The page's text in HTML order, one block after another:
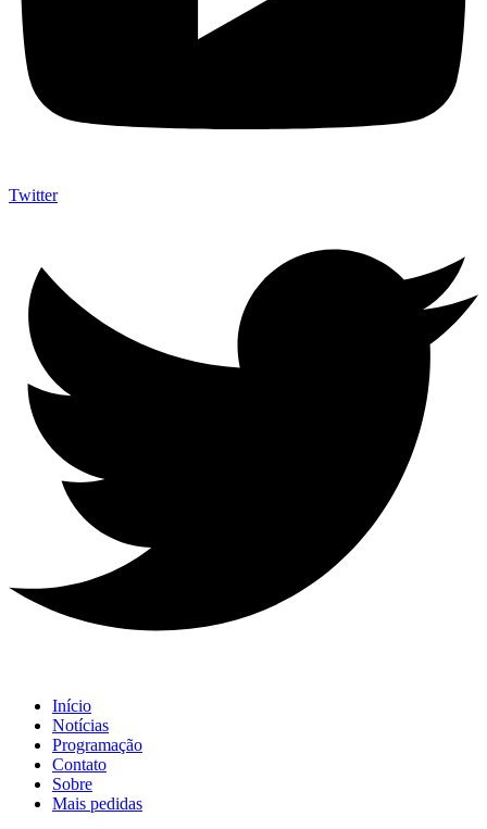
Twitter
Início
Notícias
Programação
Contato
Sobre
Mais pedidas